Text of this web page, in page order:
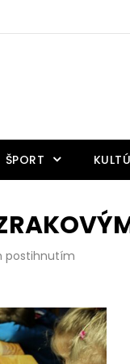
ŠPORT
postihnutím